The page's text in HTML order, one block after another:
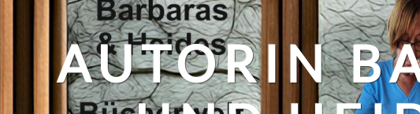
AUTORIN